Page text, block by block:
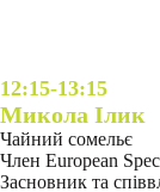
12:15-13:15
Микола Ілик
Чайний сомельє
Член European
Засновник та